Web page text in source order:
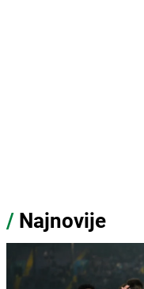
/ Najnovije